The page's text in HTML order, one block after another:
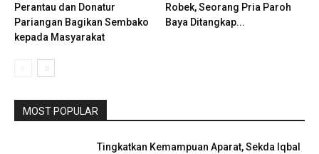
Perantau dan Donatur
Pariangan Bagikan Sembako
kepada Masyarakat
Robek, Seorang Pria Paroh
Baya Ditangkap...
MOST POPULAR
Tingkatkan Kemampuan Aparat, Sekda Iqbal